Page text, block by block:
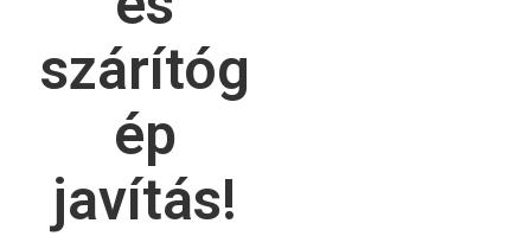
szárítóg
ép
javítás!